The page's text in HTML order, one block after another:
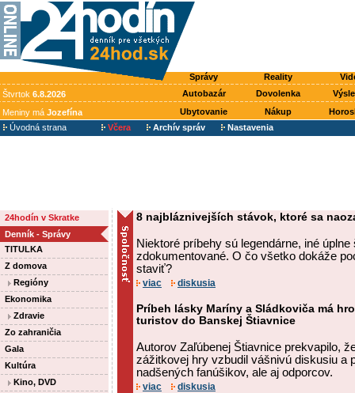
Správy Reality
Štvrtok 6.8.2026 Autobazár Dovolenka
Meniny má Jozefína Ubytovanie Nákup
Úvodná strana
Včera Archív správ Nastavenia
24hodín v Skratke
Denník - Správy
TITULKA
Z domova
Regióny
Ekonomika
Zdravie
Zo zahraničia
Gala
Kultúra
Kino, DVD
8 najbláznivejších stávok, ktoré sa
Niektoré príbehy sú legendárne, iné
zdokumentované. O čo všetko dokáže
staviť?
viac diskusia
Príbeh lásky Maríny a Sládkoviča má
turistov do Banskej Štiavnice
Autorov Zaľúbenej Štiavnice prekvapilo,
zážitkovej hry vzbudil vášnivú diskusiu a
nadšených fanúšikov, ale aj odporcov.
viac diskusia